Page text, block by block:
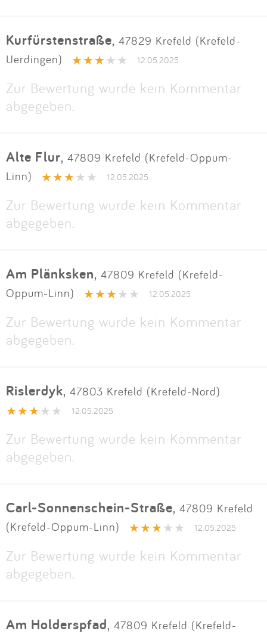
Kurfürstenstraße, 47829 Krefeld (Krefeld-
Uerdingen)
12.05.2025
Zur Bewertung wurde kein Kommentar
abgegeben.
Alte Flur, 47809 Krefeld (Krefeld-Oppum-
Linn)
12.05.2025
Zur Bewertung wurde kein Kommentar
abgegeben.
Am Plänksken, 47809 Krefeld (Krefeld-
Oppum-Linn)
12.05.2025
Zur Bewertung wurde kein Kommentar
abgegeben.
Rislerdyk, 47803 Krefeld (Krefeld-Nord)
12.05.2025
Zur Bewertung wurde kein Kommentar
abgegeben.
Carl-Sonnenschein-Straße, 47809 Krefeld
(Krefeld-Oppum-Linn)
12.05.2025
Zur Bewertung wurde kein Kommentar
abgegeben.
Am Holderspfad, 47809 Krefeld (Krefeld-